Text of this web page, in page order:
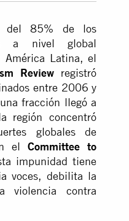
del 85% de los
a nivel global
América Latina, el
Review registró
entre 2006 y
fracción llegó a
región concentró
globales de
el
Committee to
impunidad tiene
voces, debilita la
violencia contra